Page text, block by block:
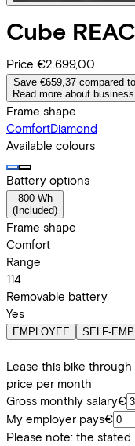
Cube
Price €2.699,00
Save €659,37 compared
Read more about
Frame shape
ComfortDiamond
Available colours
Battery options
800 Wh
( Included)
Frame shape
Comfort
Range
114
Removable battery
Yes
EMPLOYEE SELF-
Lease this bike
price per month
Gross monthly salary€
My employer pays€
Please note: the stated